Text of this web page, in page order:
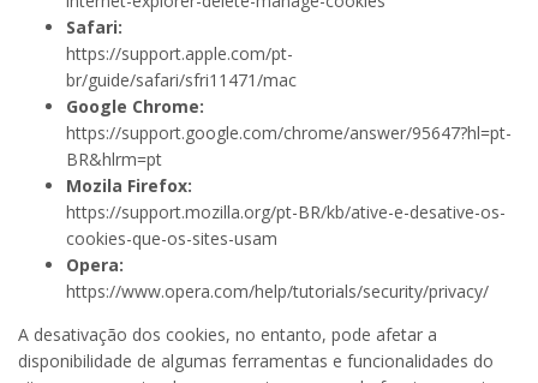
Safari:
https://support.apple.com/pt-
br/guide/safari/sfri11471/mac
Google Chrome:
https://support.google.com/chrome/answer/95647?hl=pt-
BR&hlrm=pt
Mozila Firefox:
https://support.mozilla.org/pt-BR/kb/ative-e-desative-os-
cookies-que-os-sites-usam
Opera:
https://www.opera.com/help/tutorials/security/privacy/
A desativação dos cookies, no entanto, pode afetar a
disponibilidade de algumas ferramentas e funcionalidades do